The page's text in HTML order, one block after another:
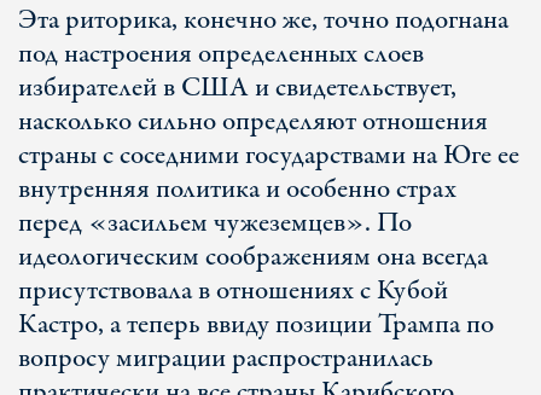
Эта риторика, конечно же, точно подогнана
под настроения определенных слоев
избирателей в США и свидетельствует,
насколько сильно определяют отношения
страны с соседними государствами на Юге ее
внутренняя политика и особенно страх
перед «засильем чужеземцев». По
идеологическим соображениям она всегда
присутствовала в отношениях с Кубой
Кастро, а теперь ввиду позиции Трампа по
вопросу миграции распространилась